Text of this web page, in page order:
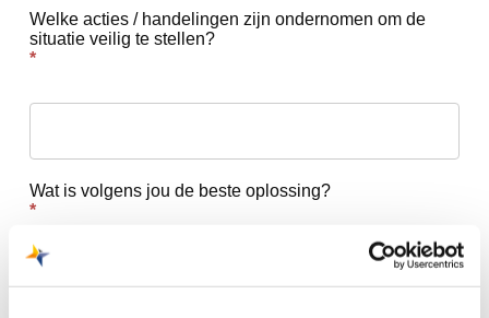
Welke acties / handelingen zijn ondernomen om de
situatie veilig te stellen?
*
Wat is volgens jou de beste oplossing?
*